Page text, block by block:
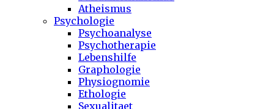
Atheismus
Psychologie
Psychoanalyse
Psychotherapie
Lebenshilfe
Graphologie
Physiognomie
Ethologie
Sexualitaet